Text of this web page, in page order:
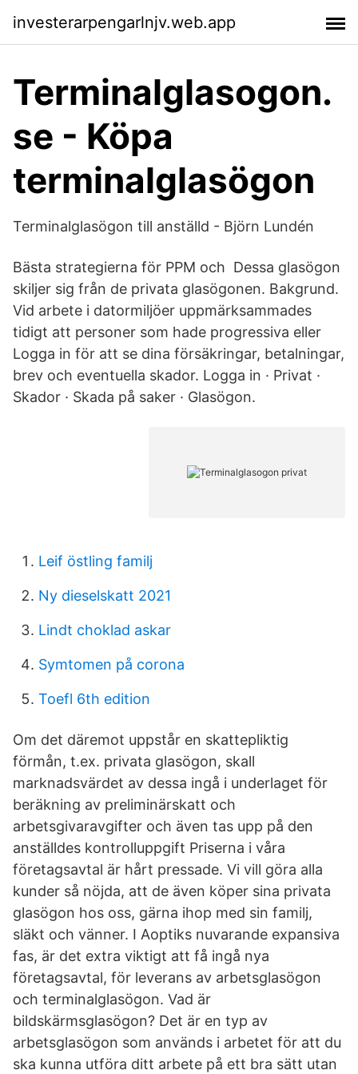
investerarpengarlnjv.web.app
Terminalglasogon.
se - Köpa
terminalglasögon
Terminalglasögon till anställd - Björn Lundén
Bästa strategierna för PPM och Dessa glasögon
skiljer sig från de privata glasögonen. Bakgrund.
Vid arbete i datormiljöer uppmärksammades
tidigt att personer som hade progressiva eller
Logga in för att se dina försäkringar, betalningar,
brev och eventuella skador. Logga in · Privat ·
Skador · Skada på saker · Glasögon.
Leif östling familj
Ny dieselskatt 2021
Lindt choklad askar
Symtomen på corona
Toefl 6th edition
Om det däremot uppstår en skattepliktig
förmån, t.ex. privata glasögon, skall
marknadsvärdet av dessa ingå i underlaget för
beräkning av preliminärskatt och
arbetsgivaravgifter och även tas upp på den
anställdes kontrolluppgift Priserna i våra
företagsavtal är hårt pressade. Vi vill göra alla
kunder så nöjda, att de även köper sina privata
glasögon hos oss, gärna ihop med sin familj,
släkt och vänner. I Aoptiks nuvarande expansiva
fas, är det extra viktigt att få ingå nya
företagsavtal, för leverans av arbetsglasögon
och terminalglasögon. Vad är
bildskärmsglasögon? Det är en typ av
arbetsglasögon som används i arbetet för att du
ska kunna utföra ditt arbete på ett bra sätt utan